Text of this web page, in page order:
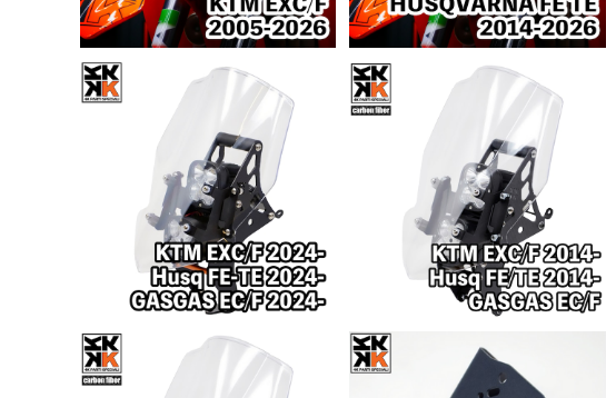
[ 4K ] ラリーキット アルミ [ K
TM・Husq・GASGAS EDマ
シン 2024～]
¥108,000
[ 4K ] ラリーキット アルミ [ K
TM・Husq・GASGAS EDマ
シン 2014～2023]
¥108,000